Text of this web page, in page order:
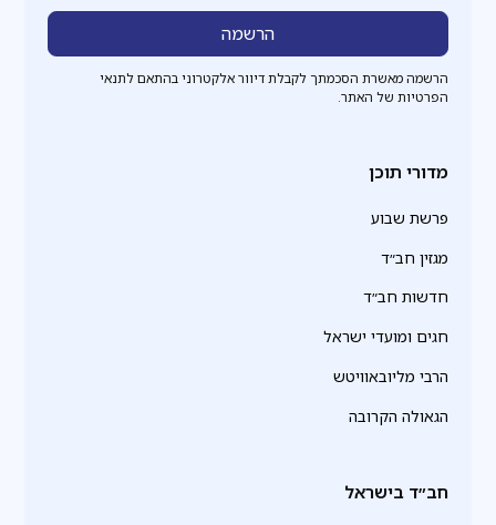
הרשמה מאשרת הסכמתך לקבלת דיוור אלקטרוני בהתאם לתנאי
הפרטיות של האתר.
מדורי תוכן
פרשת שבוע
מגזין חב״ד
חדשות חב״ד
חגים ומועדי ישראל
הרבי מליובאוויטש
הגאולה הקרובה
חב״ד בישראל